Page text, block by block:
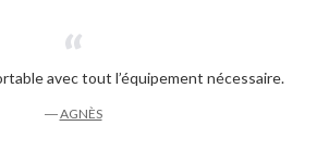
avec tout l’équipement nécessaire.
―AGNÈS